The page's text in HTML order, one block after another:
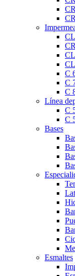
C
C
C
Línea
C
C
Bases
Esmaltes